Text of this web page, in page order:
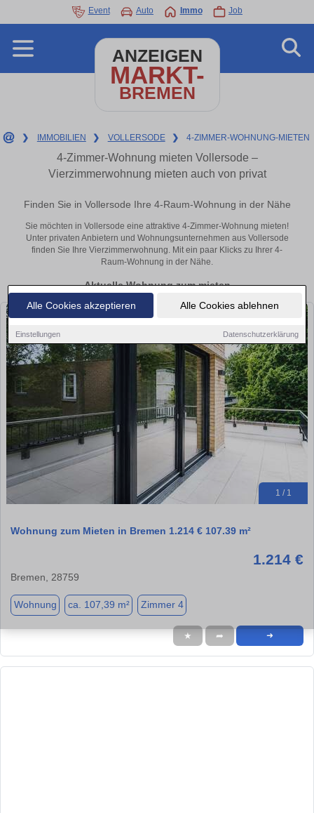
Alle Cookies akzeptieren Alle Cookies ablehnen
Einstellungen Datenschutzerklärung
Event Auto Immo Job
ANZEIGEN
MARKT-
BREMEN
❯ IMMOBILIEN ❯ VOLLERSODE ❯ 4-ZIMMER-WOHNUNG-MIETEN
4-Zimmer-Wohnung mieten Vollersode –
Vierzimmerwohnung mieten auch von privat
Finden Sie in Vollersode Ihre 4-Raum-Wohnung in der Nähe
Sie möchten in Vollersode eine attraktive 4-Zimmer-Wohnung mieten!
Unter privaten Anbietern und Wohnungsunternehmen aus Vollersode
finden Sie Ihre Vierzimmerwohnung. Mit ein paar Klicks zu Ihrer 4-
Raum-Wohnung in der Nähe.
Aktuelle Wohnung zum mieten
1 / 1
Wohnung zum Mieten in Bremen 1.214 € 107.39 m²
1.214 €
Bremen, 28759
Wohnung ca. 107,39 m² Zimmer 4
★ ➦ ➜